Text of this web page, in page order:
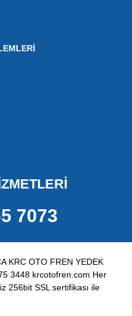
7073
KRC OTO FREN YEDEK
3448 krcotofren.com Her
256bit SSL sertifikası ile